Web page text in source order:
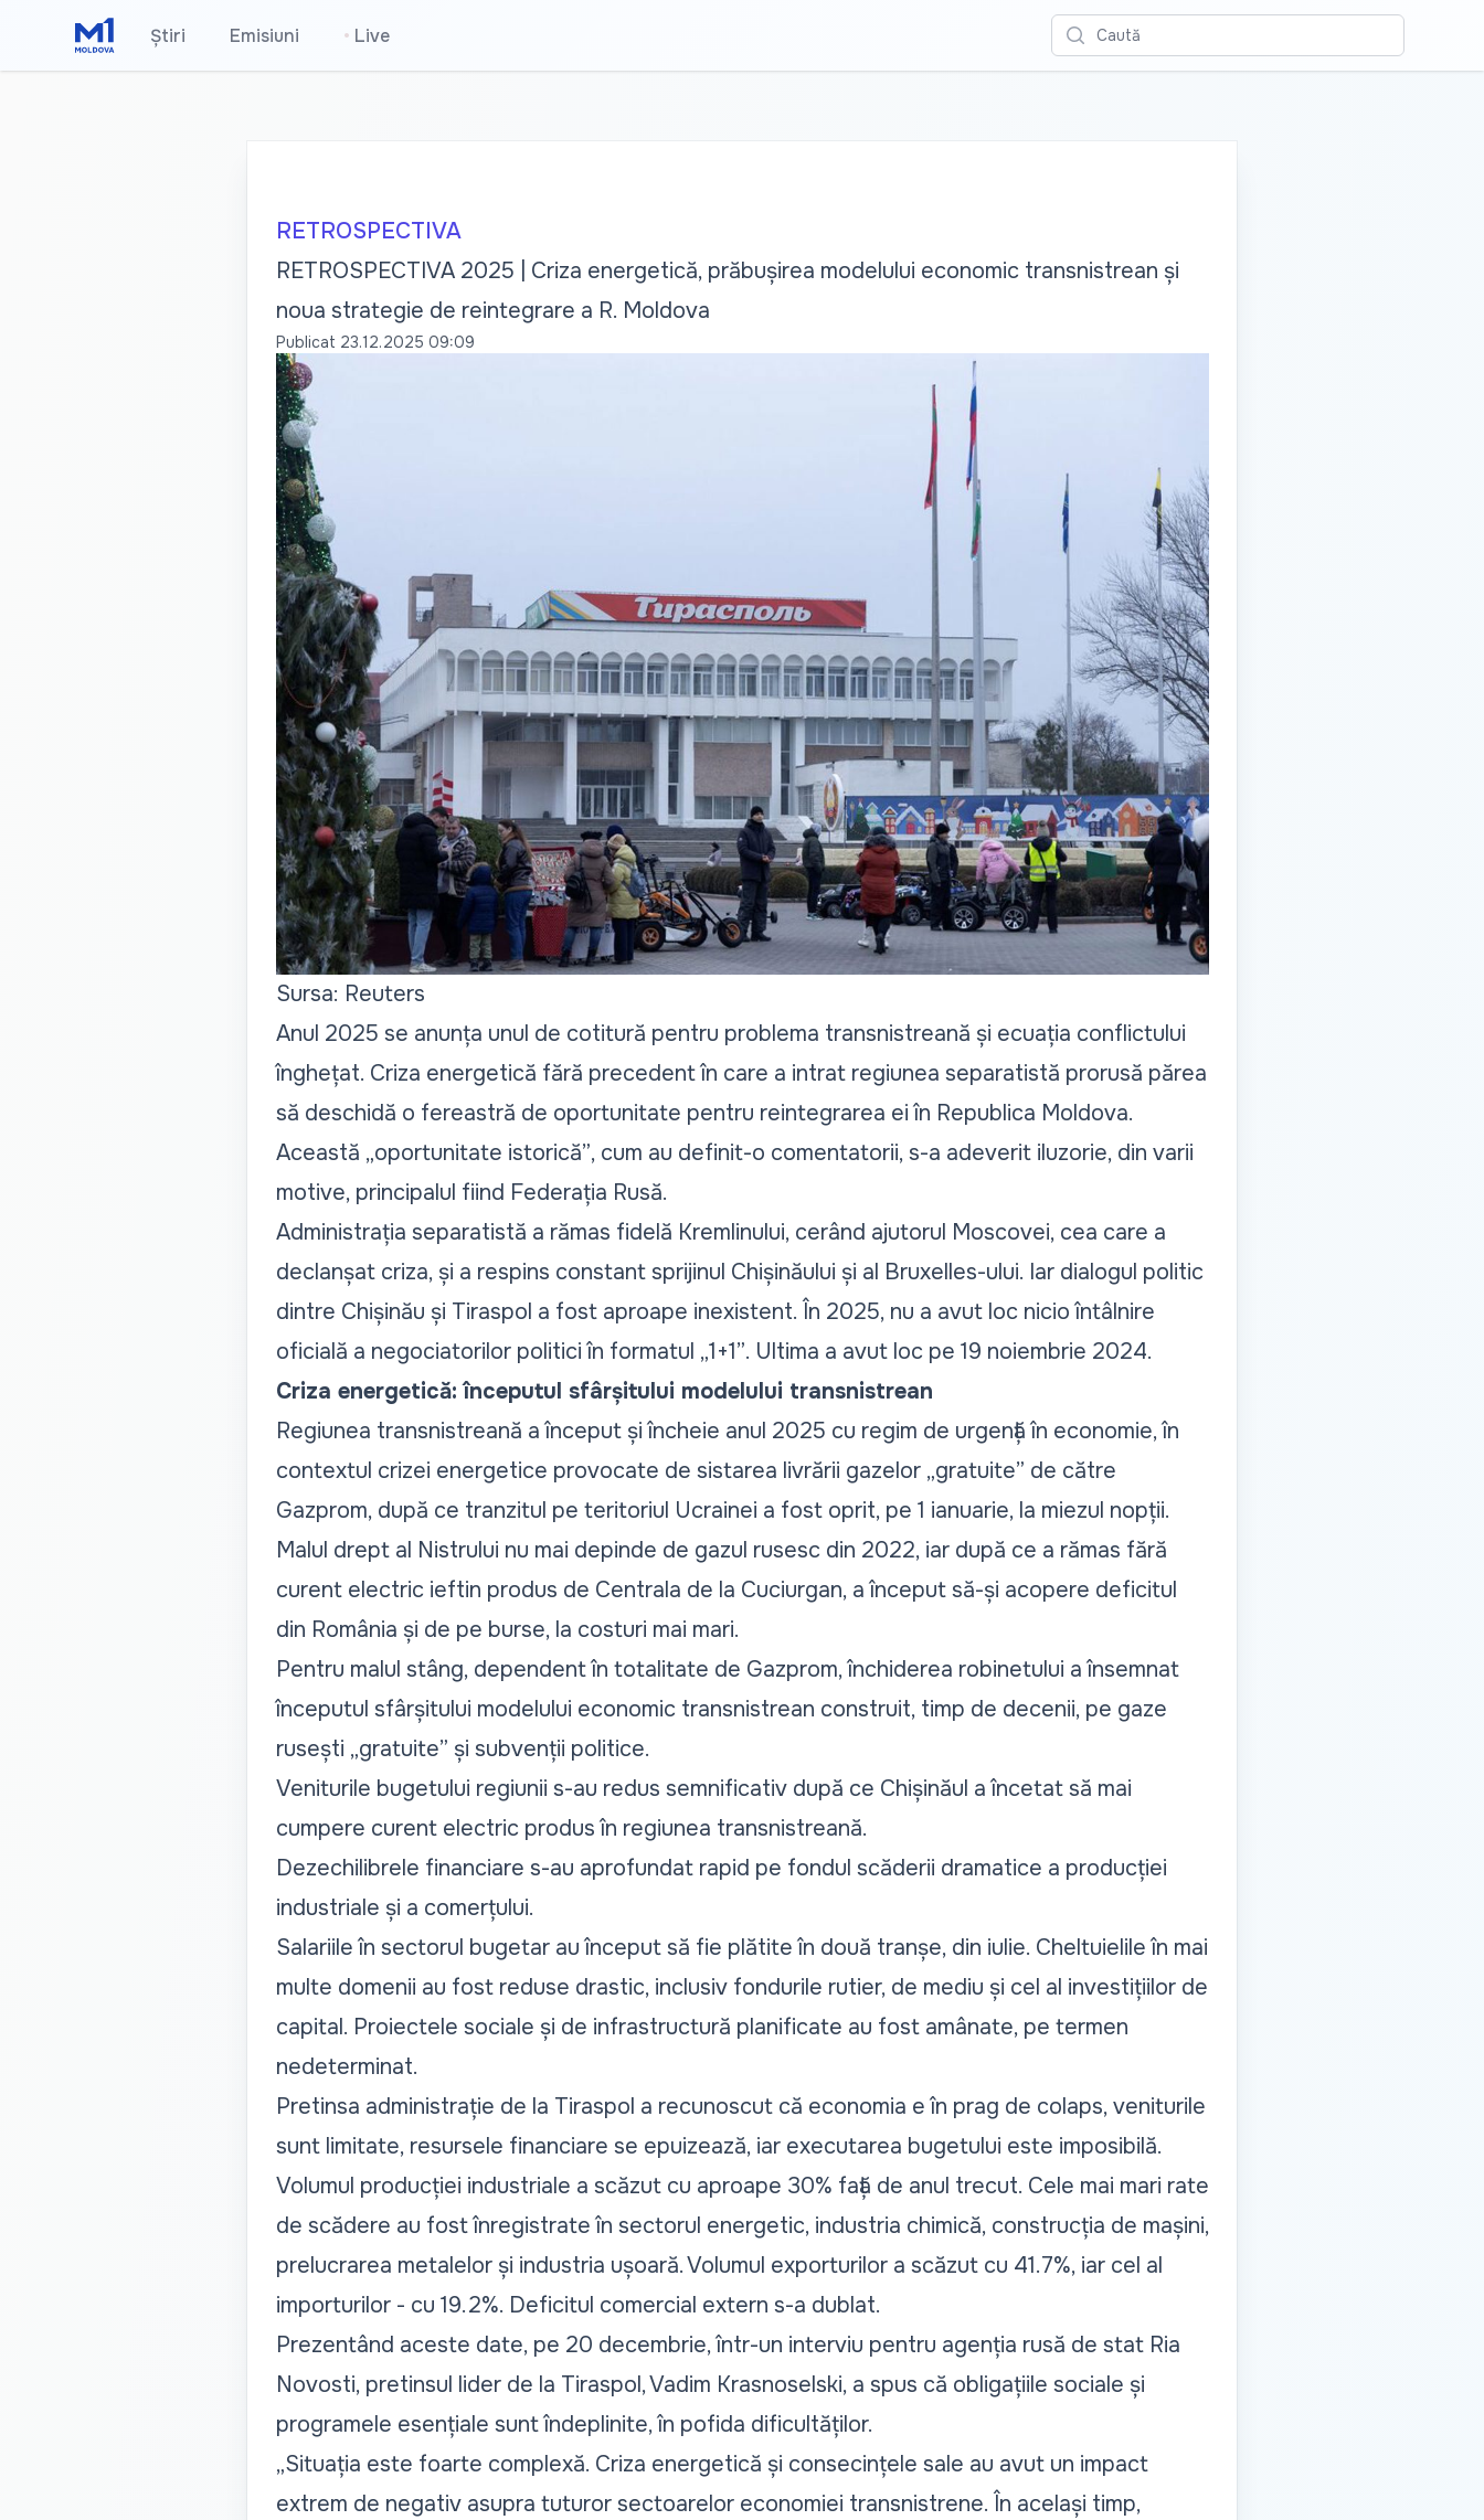
Știri Emisiuni • Live Caută
RETROSPECTIVA
RETROSPECTIVA 2025 | Criza energetică, prăbușirea modelului economic transnistrean și
noua strategie de reintegrare a R. Moldova
Publicat 23.12.2025 09:09
Sursa: Reuters
Anul 2025 se anunța unul de cotitură pentru problema transnistreană și ecuația conflictului
înghețat. Criza energetică fără precedent în care a intrat regiunea separatistă prorusă părea
să deschidă o fereastră de oportunitate pentru reintegrarea ei în Republica Moldova.
Această „oportunitate istorică”, cum au definit-o comentatorii, s-a adeverit iluzorie, din varii
motive, principalul fiind Federația Rusă.
Administrația separatistă a rămas fidelă Kremlinului, cerând ajutorul Moscovei, cea care a
declanșat criza, și a respins constant sprijinul Chișinăului și al Bruxelles-ului. Iar dialogul politic
dintre Chișinău și Tiraspol a fost aproape inexistent. În 2025, nu a avut loc nicio întâlnire
oficială a negociatorilor politici în formatul „1+1”. Ultima a avut loc pe 19 noiembrie 2024.
Criza energetică: începutul sfârșitului modelului transnistrean
Regiunea transnistreană a început și încheie anul 2025 cu regim de urgență în economie, în
contextul crizei energetice provocate de sistarea livrării gazelor „gratuite” de către
Gazprom, după ce tranzitul pe teritoriul Ucrainei a fost oprit, pe 1 ianuarie, la miezul nopții.
Malul drept al Nistrului nu mai depinde de gazul rusesc din 2022, iar după ce a rămas fără
curent electric ieftin produs de Centrala de la Cuciurgan, a început să-și acopere deficitul
din România și de pe burse, la costuri mai mari.
Pentru malul stâng, dependent în totalitate de Gazprom, închiderea robinetului a însemnat
începutul sfârșitului modelului economic transnistrean construit, timp de decenii, pe gaze
rusești „gratuite” și subvenții politice.
Veniturile bugetului regiunii s-au redus semnificativ după ce Chișinăul a încetat să mai
cumpere curent electric produs în regiunea transnistreană.
Dezechilibrele financiare s-au aprofundat rapid pe fondul scăderii dramatice a producției
industriale și a comerțului.
Salariile în sectorul bugetarau început să fie plătite în două tranșe, din iulie. Cheltuielile în mai
multe domenii au fost reduse drastic, inclusiv fondurile rutier, de mediu și cel al investițiilor de
capital. Proiectele sociale și de infrastructură planificate au fost amânate, pe termen
nedeterminat.
Pretinsa administrație de la Tiraspol a recunoscut că economia e în prag de colaps, veniturile
sunt limitate, resursele financiare se epuizează, iar executarea bugetului este imposibilă.
Volumul producției industriale a scăzut cu aproape 30% față de anul trecut. Cele mai mari rate
de scădere au fost înregistrate în sectorul energetic, industria chimică, construcția de mașini,
prelucrarea metalelor și industria ușoară. Volumul exporturilor a scăzut cu 41.7%, iar cel al
importurilor - cu 19.2%. Deficitul comercial extern s-a dublat.
Prezentând aceste date, pe 20 decembrie,într-un interviu pentru agenția rusă de stat Ria
Novosti, pretinsul lider de la Tiraspol, Vadim Krasnoselski, a spus că obligațiile sociale și
programele esențiale sunt îndeplinite, în pofida dificultăților.
„Situația este foarte complexă. Criza energetică și consecințele sale au avut un impact
extrem de negativ asupra tuturor sectoarelor economiei transnistrene. În același timp,